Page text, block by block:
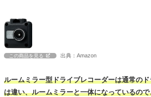
この商品を見る 出典：Amazon
ルームミラー型ドライブレコーダーは通常の
は違い、ルームミラーと一体になっているの